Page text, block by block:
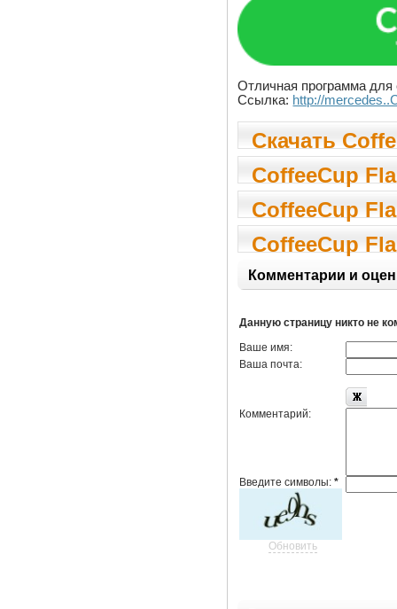
Отличная программа
Ссылка: http://
Скачать
v3.3
CoffeeCup
CoffeeCup
CoffeeCup
Комментарии и
Данную страницу никто не
Ваше имя:
Ваша почта:
Комментарий:
Введите символы:*
Обновить